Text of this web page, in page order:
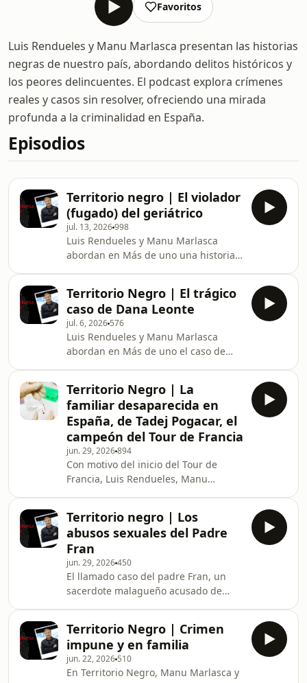
Favoritos
Luis Rendueles y Manu Marlasca presentan las historias
negras de nuestro país, abordando delitos históricos y
los peores delincuentes. El podcast explora crímenes
reales y casos sin resolver, ofreciendo una mirada
profunda a la criminalidad en España.
Episodios
Territorio negro | El violador
(fugado) del geriátrico
jul. 13, 2026998
Luis Rendueles y Manu Marlasca
abordan en Más de uno una historia
alzhéimer, que vivía en una residencia
en Sanchinarro. Los hechos
sucedieron en 2024. Learn more
about your ad choices. Visit
megaphone.fm/adchoices
Territorio Negro | El trágico
caso de Dana Leonte
jul. 6, 2026 576
Luis Rendueles y Manu Marlasca
abordan en Más de uno el caso de
expareja Sergio Ruiz. Learn more
about your ad choices. Visit
megaphone.fm/adchoices
Territorio Negro | La
familiar desaparecida en
España, de Tadej Pogacar, el
campeón del Tour de Francia
jun. 29, 2026894
Con motivo del inicio del Tour de
Francia, Luis Rendueles, Manu
adentra en la investigación policial.
Los periodistas relatan la
desaparición de Julija Pogacar, prima
del ciclista Tadej Pogačar, quien fue
sacada de Eslovenia por su madre
cuando tenía diez años y cuyo
paradero podría encontrarse en
España. La investigación, en la
Territorio negro | Los
abusos sexuales del Padre
Fran
jun. 29, 2026450
El llamado caso del padre Fran, un
sacerdote malagueño acusado de
'Territorio Negro'. La investigación
comenzó tras el hallazgo de varios
vídeos grabados por el propio
religioso, en los que presuntamente
Territorio Negro | Crimen
impune y en familia
jun. 22, 2026 510
En Territorio Negro, Manu Marlasca y